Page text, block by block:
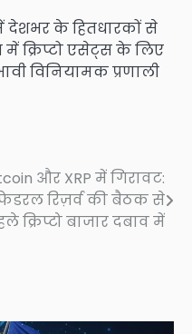
देशभर के हितधारकों से
में क्रिप्टो एसेट्स के लिए
विनियामक प्रणाली
और XRP में गिरावट:
रिज़र्व की बैठक से
क्रिप्टो बाजार दबाव में